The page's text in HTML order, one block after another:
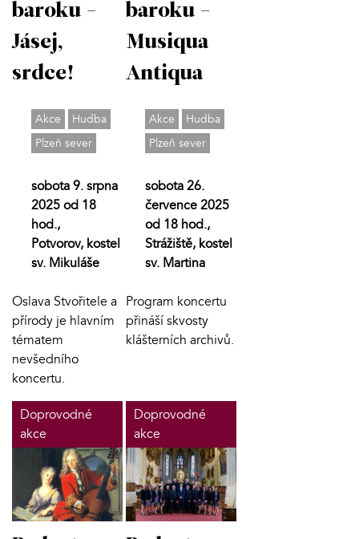
baroku -
Jásej,
srdce!
Akce
Hudba
Plzeň sever
sobota 9. srpna
2025 od 18
hod.,
Potvorov, kostel
sv. Mikuláše
Oslava Stvořitele a
přírody je hlavním
tématem
nevšedního
koncertu.
baroku -
Musiqua
Antiqua
Akce
Hudba
Plzeň sever
sobota 26.
července 2025
od 18 hod.,
Strážiště, kostel
sv. Martina
Program koncertu
přináší skvosty
klášterních archivů.
Doprovodné
akce
Doprovodné
akce